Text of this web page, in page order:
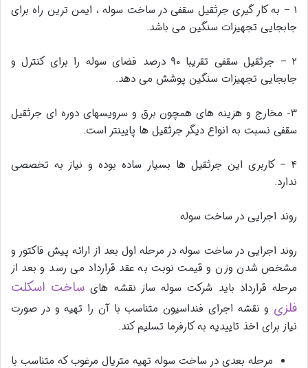
۱ – به کار گیری جرثقیل سقفی در ساخت سوله ، ایمن ترین راه برای
جابجایی تجهیزات سنگین می باشد.
۲ – جرثقیل سقفی تقریبا ۹۰ درصد فضای سوله را برای کنترل و
جابجایی تجهیزات سنگین پوشش می دهد.
۳- مخارج و هزینه های همچون برق و سرویسهای دوره ای جرثقیل
سقفی نسبت به انواع دیگر جرثقیل ها پایینتر است.
۴ – کاربری این جرثقیل ها بسیار ساده بوده و نیاز به تخصصی
ندارد.
روند اجرایی در ساخت سوله
روند اجرایی در ساخت سوله در مرحله اول بعد از ارائه پیش فاکتور و
مشخص شدن وزن و قیمت نوبت به عقد قرارداد می رسد و بعد از
مرحله قرارداد باید شرکت سوله ساز نقشه های ساخت اسکلت
فلزی و نقشه اجرای فنداسیون متناسب با آن را تهیه و در صورت
نیاز برای اخذ تاییدیه به کارفرما تسلیم کند.
مرحله بعدی در ساخت سوله تهیه متریال مرغوب که متناسب با